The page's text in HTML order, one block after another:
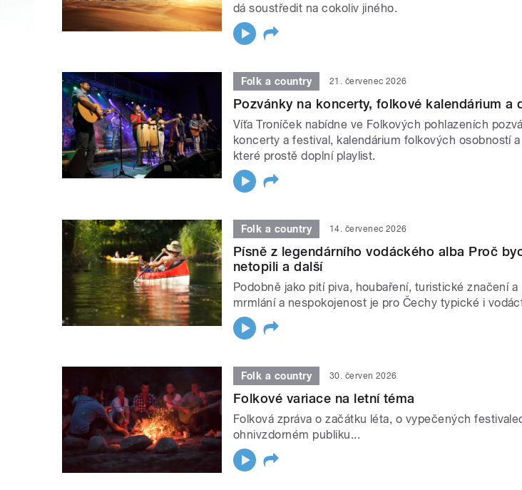
dá soustředit na cokoliv jiného.
Folk a country 21. červenec 2026
Pozvánky na koncerty, folkové kalendárium a
Víťa Troníček nabídne ve Folkových pohlazeních
koncerty a festival, kalendárium folkových osobností
které prostě doplní playlist.
Folk a country 14. červenec 2026
Písně z legendárního vodáckého alba Proč
netopili a další
Podobně jako pití piva, houbaření, turistické značení a
mrmlání a nespokojenost je pro Čechy typické i
Folk a country 30. červen 2026
Folkové variace na letní téma
Folková zpráva o začátku léta, o vypečených
ohnivzdorném publiku...